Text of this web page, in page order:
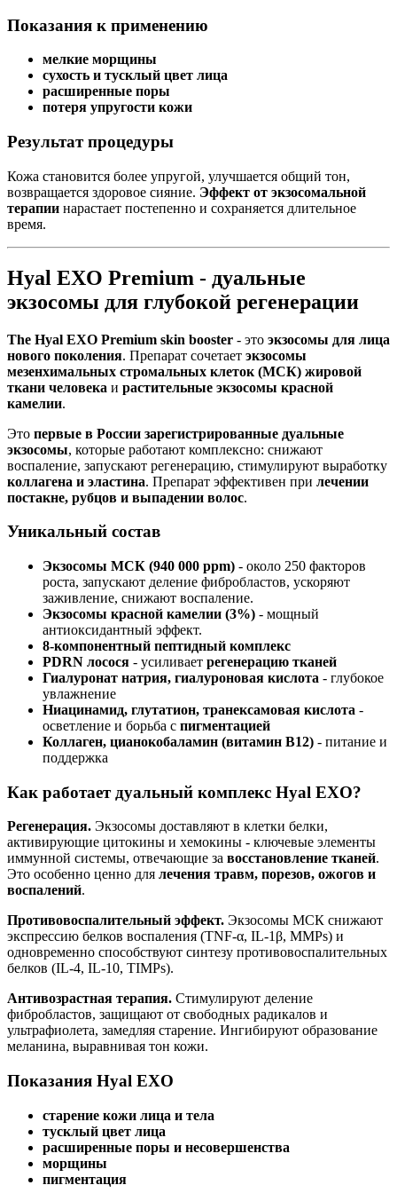
Показания к применению
мелкие морщины
сухость и тусклый цвет лица
расширенные поры
потеря упругости кожи
Результат процедуры
Кожа становится более упругой, улучшается общий тон,
возвращается здоровое сияние. Эффект от экзосомальной
терапии нарастает постепенно и сохраняется длительное
время.
Hyal EXO Premium - дуальные
экзосомы для глубокой регенерации
The Hyal EXO Premium skin booster - это экзосомы для лица
нового поколения. Препарат сочетает экзосомы
мезенхимальных стромальных клеток (МСК) жировой
ткани человека и растительные экзосомы красной
камелии.
Это первые в России зарегистрированные дуальные
экзосомы, которые работают комплексно: снижают
воспаление, запускают регенерацию, стимулируют выработку
коллагена и эластина. Препарат эффективен при лечении
постакне, рубцов и выпадении волос.
Уникальный состав
Экзосомы МСК (940 000 ppm) - около 250 факторов
роста, запускают деление фибробластов, ускоряют
заживление, снижают воспаление.
Экзосомы красной камелии (3%) - мощный
антиоксидантный эффект.
8-компонентный пептидный комплекс
PDRN лосося - усиливает регенерацию тканей
Гиалуронат натрия, гиалуроновая кислота - глубокое
увлажнение
Ниацинамид, глутатион, транексамовая кислота -
осветление и борьба с пигментацией
Коллаген, цианокобаламин (витамин B12) - питание и
поддержка
Как работает дуальный комплекс Hyal EXO?
Регенерация. Экзосомы доставляют в клетки белки,
активирующие цитокины и хемокины - ключевые элементы
иммунной системы, отвечающие за восстановление тканей.
Это особенно ценно для лечения травм, порезов, ожогов и
воспалений.
Противовоспалительный эффект. Экзосомы МСК снижают
экспрессию белков воспаления (TNF-α, IL-1β, MMPs) и
одновременно способствуют синтезу противовоспалительных
белков (IL-4, IL-10, TIMPs).
Антивозрастная терапия. Стимулируют деление
фибробластов, защищают от свободных радикалов и
ультрафиолета, замедляя старение. Ингибируют образование
меланина, выравнивая тон кожи.
Показания Hyal EXO
старение кожи лица и тела
тусклый цвет лица
расширенные поры и несовершенства
морщины
пигментация